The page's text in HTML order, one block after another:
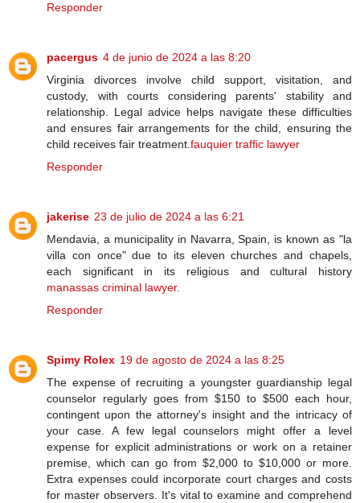
Responder
pacergus 4 de junio de 2024 a las 8:20
Virginia divorces involve child support, visitation, and
custody, with courts considering parents' stability and
relationship. Legal advice helps navigate these difficulties
and ensures fair arrangements for the child, ensuring the
child receives fair treatment.fauquier traffic lawyer
Responder
jakerise 23 de julio de 2024 a las 6:21
Mendavia, a municipality in Navarra, Spain, is known as "la
villa con once" due to its eleven churches and chapels,
each significant in its religious and cultural history
manassas criminal lawyer.
Responder
Spimy Rolex 19 de agosto de 2024 a las 8:25
The expense of recruiting a youngster guardianship legal
counselor regularly goes from $150 to $500 each hour,
contingent upon the attorney's insight and the intricacy of
your case. A few legal counselors might offer a level
expense for explicit administrations or work on a retainer
premise, which can go from $2,000 to $10,000 or more.
Extra expenses could incorporate court charges and costs
for master observers. It's vital to examine and comprehend